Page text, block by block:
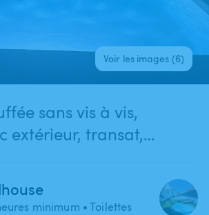
Voir les images (6)
sans vis à vis,
extérieur, transat,
minimum • Toilettes